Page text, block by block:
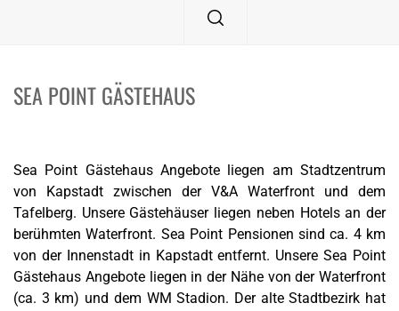
SEA POINT GÄSTEHAUS
Sea Point Gästehaus Angebote liegen am Stadtzentrum
von Kapstadt zwischen der V&A Waterfront und dem
Tafelberg. Unsere Gästehäuser liegen neben Hotels an der
berühmten Waterfront. Sea Point Pensionen sind ca. 4 km
von der Innenstadt in Kapstadt entfernt. Unsere Sea Point
Gästehaus Angebote liegen in der Nähe von der Waterfront
(ca. 3 km) und dem WM Stadion. Der alte Stadtbezirk hat